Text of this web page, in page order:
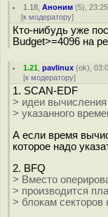
1.18 ,Аноним (5),
[к модератору]
Кто-нибудь уже
Budget>=4096 на
1.21 ,pavlinux (ok),
[к модератору]
1. SCAN-EDF
> идеи вычисления
> указанного
А если время
которое надо
2. BFQ
> Вместо
> производится
> блокам секторов